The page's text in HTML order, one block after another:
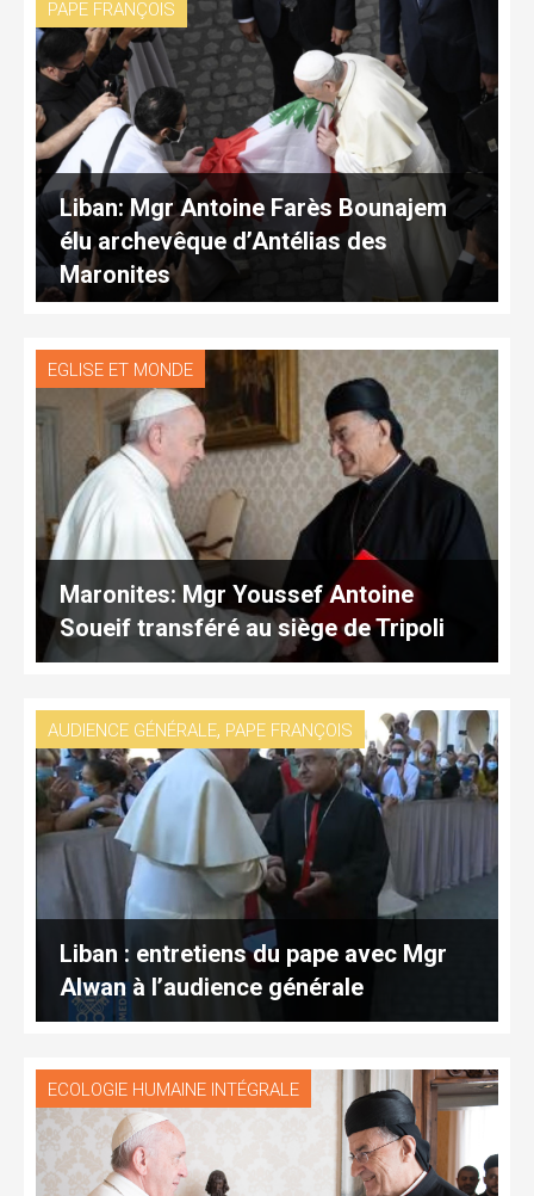
PAPE FRANÇOIS
Liban: Mgr Antoine Farès Bounajem
élu archevêque d’Antélias des
Maronites
EGLISE ET MONDE
Maronites: Mgr Youssef Antoine
Soueif transféré au siège de Tripoli
AUDIENCE GÉNÉRALE, PAPE FRANÇOIS
Liban : entretiens du pape avec Mgr
Alwan à l’audience générale
ECOLOGIE HUMAINE INTÉGRALE